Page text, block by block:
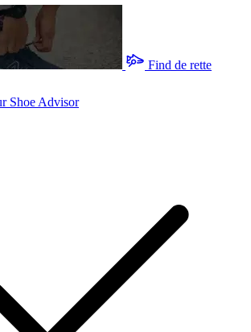
Find de rette
Shoe Advisor